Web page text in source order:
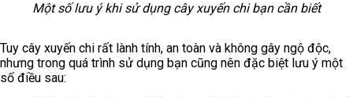
Một số lưu ý khi sử dụng cây xuyến chi bạn cần biết
Tuy cây xuyến chi rất lành tính, an toàn và không gây ngộ độc,
nhưng trong quá trình sử dụng bạn cũng nên đặc biệt lưu ý một
số điều sau: